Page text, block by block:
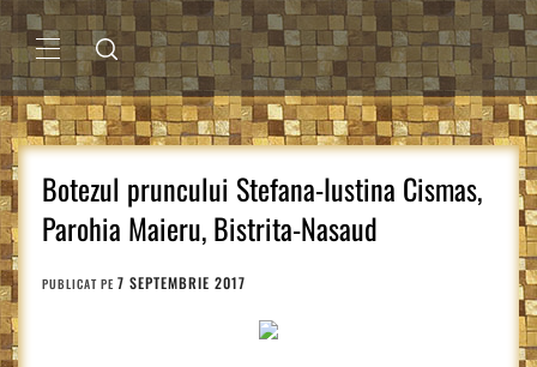
Sari
la
conținutMENIU
PRINCIPAL
Botezul pruncului Stefana-Iustina Cismas,
Parohia Maieru, Bistrita-Nasaud
PUBLICAT PE 7 SEPTEMBRIE 2017